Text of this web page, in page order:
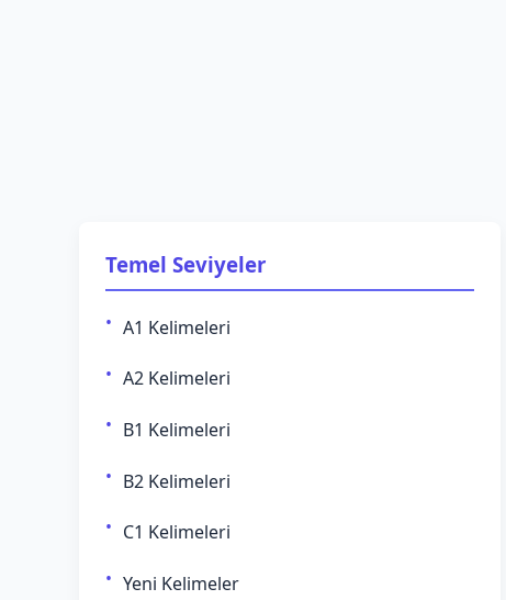
Temel Seviyeler
A1 Kelimeleri
A2 Kelimeleri
B1 Kelimeleri
B2 Kelimeleri
C1 Kelimeleri
Yeni Kelimeler